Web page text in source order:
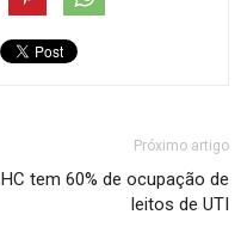
Próximo artigo
HC tem 60% de ocupação de
leitos de UTI